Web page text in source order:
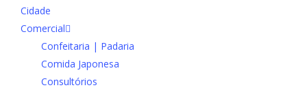
Cidade
Comercial
Confeitaria | Padaria
Comida Japonesa
Consultórios